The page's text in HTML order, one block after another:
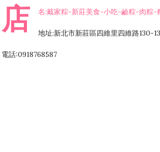
店 名:戴家粽-新莊美食-小吃-鹼粽-肉粽-
地址:新北市新莊區四維里四維路130-
電話:0918768587